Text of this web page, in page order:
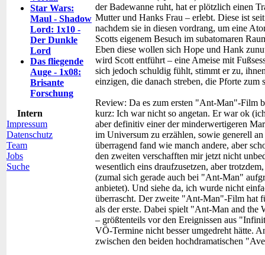
Star Wars:
Maul - Shadow
Lord: 1x10 -
Der Dunkle
Lord
Das fliegende
Auge - 1x08:
Brisante
Forschung
Intern
Impressum
Datenschutz
Team
Jobs
Suche
der Badewanne ruht, hat er plötzlich einen
Mutter und Hanks Frau – erlebt. Diese ist
nachdem sie in diesen vordrang, um eine
Scotts eigenem Besuch im subatomaren
Eben diese wollen sich Hope und Hank
wird Scott entführt – eine Ameise mit
sich jedoch schuldig fühlt, stimmt er zu,
einzigen, die danach streben, die Pforte
Review: Da es zum ersten "Ant-Man"-Film
kurz: Ich war nicht so angetan. Er war ok
aber definitiv einer der minderwertigeren
im Universum zu erzählen, sowie generell
überragend fand wie manch andere, aber
den zweiten verschafften mir jetzt nicht
wesentlich eins draufzusetzen, aber
(zumal sich gerade auch bei "Ant-Man"
anbietet). Und siehe da, ich wurde nicht
überrascht. Der zweite "Ant-Man"-Film hat
als der erste. Dabei spielt "Ant-Man and the
– größtenteils vor den Ereignissen aus
VÖ-Termine nicht besser umgedreht hätte.
zwischen den beiden hochdramatischen